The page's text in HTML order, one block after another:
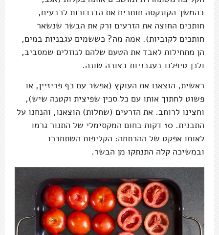
בהמשך הקונקסה חותכים את הבנדורות לרבעים,
חותכים החוצה את הזרעים ורק את הבשר שנשאר
חותכים לקוביות). אמה מה? כששמים עגבניות במים,
הן מתחילות לאבד את הטעם שלהם לנוזלים שמסביב,
ולכן טיפלנו בעגבניות בצורה שונה.
ראשית, הוצאנו את העוקץ (אפשר עם כף פריזיין, או
פשוט לחתוך אותו עם כל סכין שפיצית וקטנה שיש),
וחצינו לרוחב. את הזרעים (שחלות) הוצאנו, והנחנו על
התבנית. 10 דקות בחום המקסימלי של התנור גרמו
לאותו אפקט של ההרתחה: הקליפות השתחררו
ובמשיכה קלה התנתקו מן הבשר.